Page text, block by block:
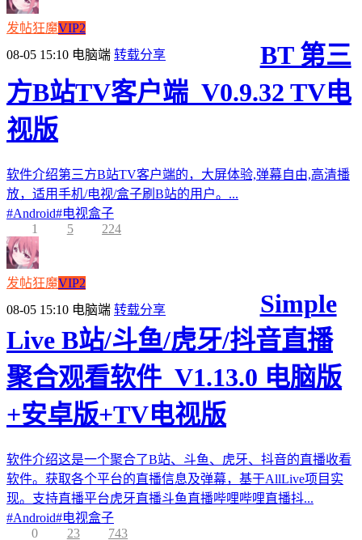
发帖狂魔VIP2
08-05 15:10 电脑端 转载分享
BT 第三
方B站TV客户端_V0.9.32 TV电
视版
软件介绍第三方B站TV客户端的，大屏体验,弹幕自由,高清播
放，适用手机/电视/盒子刷B站的用户。...
#Android#电视盒子
1
5 224
发帖狂魔VIP2
08-05 15:10 电脑端 转载分享
Simple
Live B站/斗鱼/虎牙/抖音直播
聚合观看软件_V1.13.0 电脑版
+安卓版+TV电视版
软件介绍这是一个聚合了B站、斗鱼、虎牙、抖音的直播收看
软件。获取各个平台的直播信息及弹幕，基于AllLive项目实
现。支持直播平台虎牙直播斗鱼直播哔哩哔哩直播抖...
#Android#电视盒子
0
23 743